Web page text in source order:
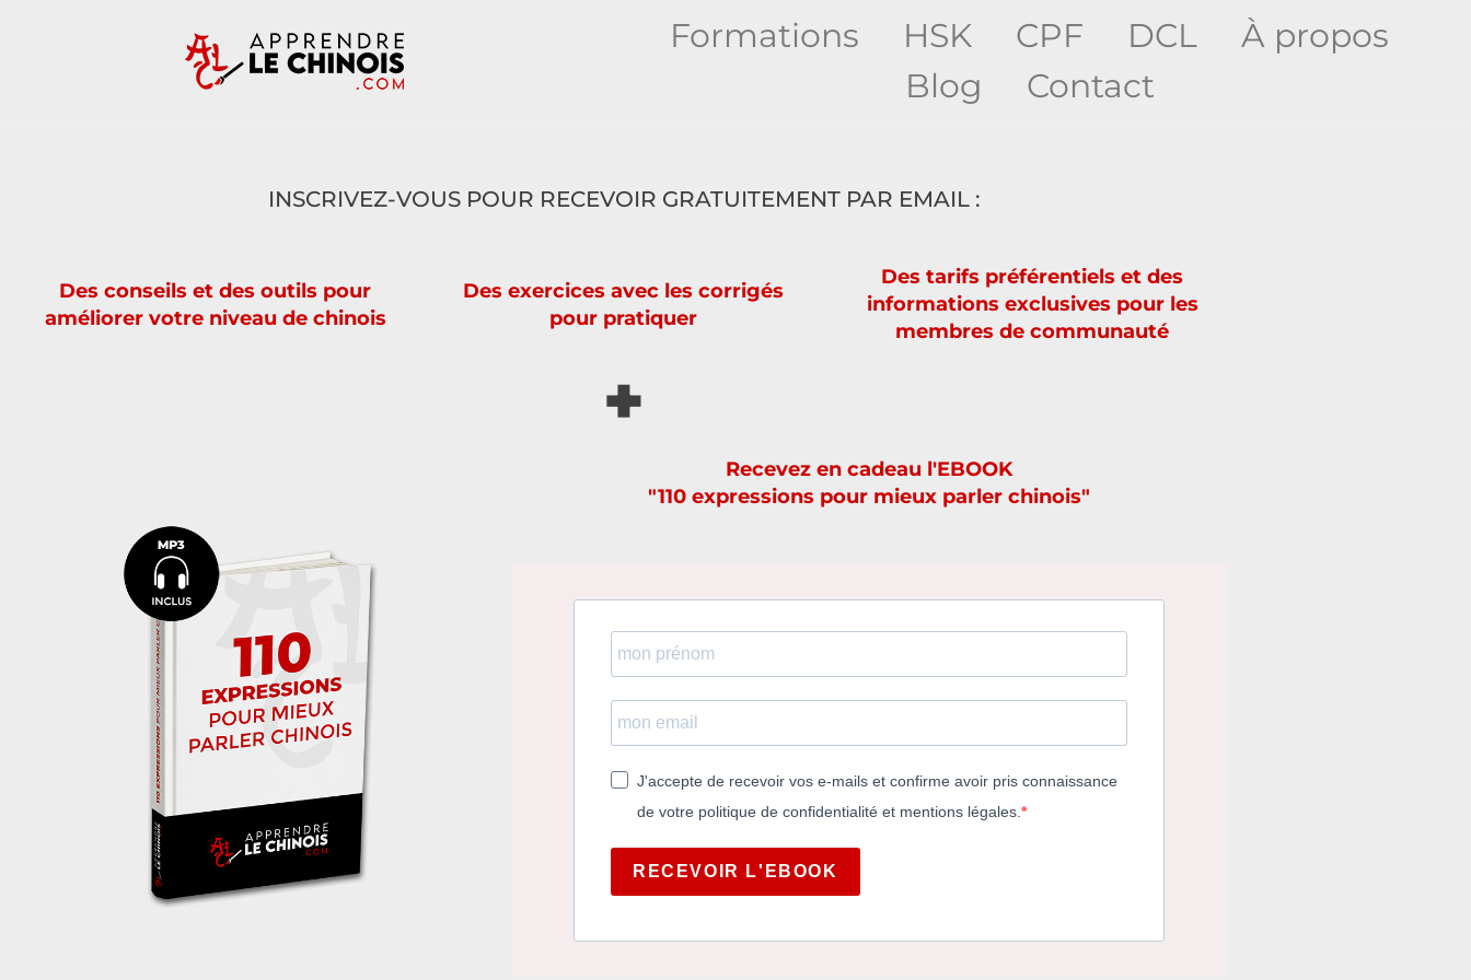
Formations HSK CPF DCL
À propos
Blog
Contact
INSCRIVEZ-VOUS POUR RECEVOIR GRATUITEMENT PAR EMAIL :
Des conseils et des outils pour
améliorer votre niveau de chinois
Des exercices avec les corrigés
pour pratiquer
Des tarifs préférentiels et des
informations exclusives pour les
membres de communauté
+
Recevez en cadeau l'EBOOK
"110 expressions pour mieux parler chinois"
J'accepte de recevoir vos e-mails et confirme avoir pris connaissance
de votre politique de confidentialité et mentions légales.
RECEVOIR L'EBOOK